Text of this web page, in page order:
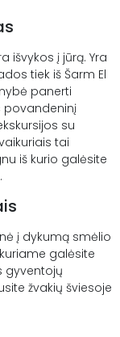
išvykos į jūrą. Yra
tiek iš Šarm El
panerti
povandeninį
su
tai
iš kurio galėsite
į dykumą smėlio
galėsite
gyventojų
žvakių šviesoje